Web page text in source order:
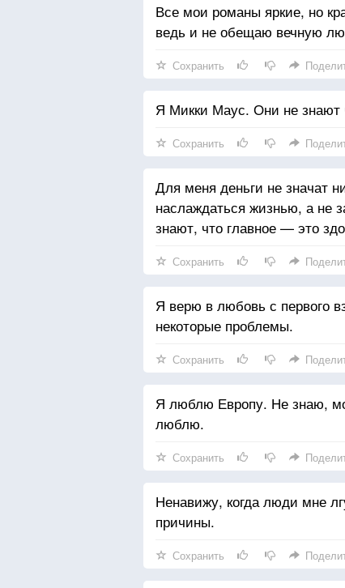
Все мои романы яркие, но
ведь и не обещаю вечную
Сохранить
Я Микки Маус. Они не знают
Сохранить
Для меня деньги не значат
наслаждаться жизнью, а не
знают, что главное — это
Сохранить
Я верю в любовь с первого
некоторые проблемы.
Сохранить
Я люблю Европу. Не знаю,
люблю.
Сохранить
Ненавижу, когда люди мне
причины.
Сохранить